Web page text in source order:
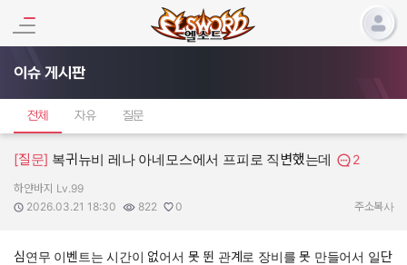
이슈 게시판
전체 자유 질문
[질문] 복귀뉴비 레나 아네모스에서 프피로 직변했는데 2
작성자:
하얀바지 Lv.99
작성일:
2026.03.21 18:30
조회수:
822
추천수:
0 주소복사
심연무 이벤트는 시간이 없어서 못 뛴 관계로 장비를 못 만들어서 일단